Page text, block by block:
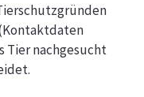
Tier nachgesucht